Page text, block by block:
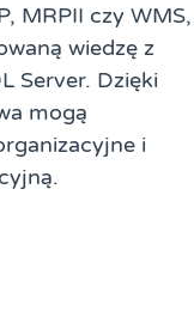
MRPII czy WMS,
wiedzę z
Server. Dzięki
mogą
i